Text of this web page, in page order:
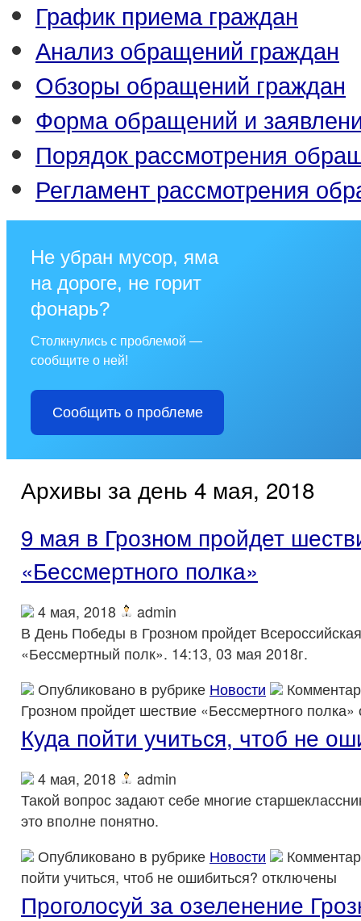
График приема граждан
Анализ обращений граждан
Обзоры обращений граждан
Форма обращений и
Порядок рассмотрения
Регламент рассмотрения
Не убран мусор, яма
на дороге, не горит
фонарь?
Столкнулись с проблемой —
сообщите о ней!
Сообщить о проблеме
Архивы за день 4 мая, 2018
9 мая в Грозном пройдет
«Бессмертного полка»
4 мая, 2018
admin
В День Победы в Грозном пройдет
«Бессмертный полк». 14:13, 03 мая 2018г.
Опубликовано в рубрике Новости
Грозном пройдет шествие «Бессмертного полка»
Куда пойти учиться, чтоб не
4 мая, 2018
admin
Такой вопрос задают себе многие
это вполне понятно.
Опубликовано в рубрике Новости
пойти учиться, чтоб не ошибиться? отключены
Проголосуй за озеленение